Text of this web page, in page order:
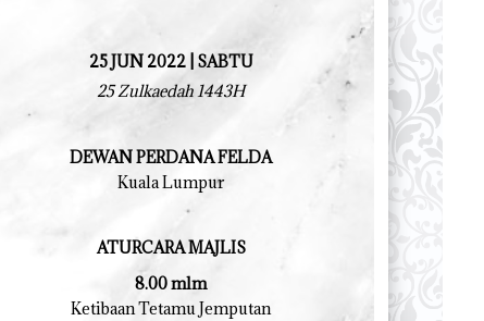
25 JUN 2022 | SABTU
25 Zulkaedah 1443H
DEWAN PERDANA FELDA
Kuala Lumpur
ATURCARA MAJLIS
8.00 mlm
Ketibaan Tetamu Jemputan